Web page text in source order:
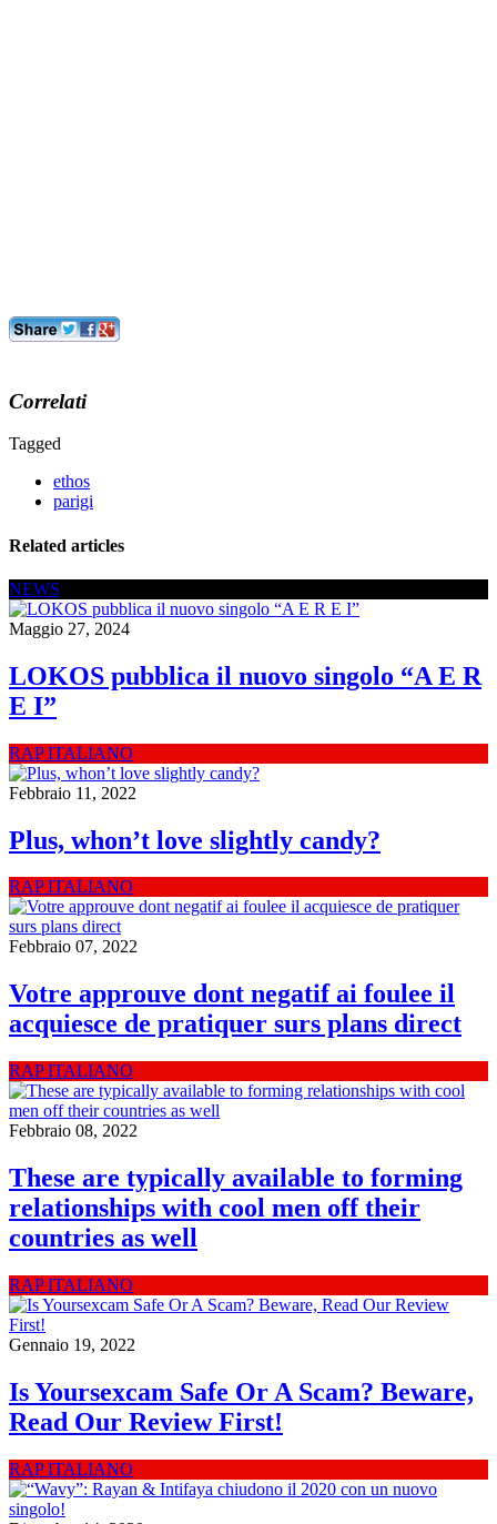
Correlati
Tagged
ethos
parigi
Related articles
NEWS
Maggio 27, 2024
LOKOS pubblica il nuovo singolo “A E R
E I”
RAP ITALIANO
Febbraio 11, 2022
Plus, whon’t love slightly candy?
RAP ITALIANO
Febbraio 07, 2022
Votre approuve dont negatif ai foulee il
acquiesce de pratiquer surs plans direct
RAP ITALIANO
Febbraio 08, 2022
These are typically available to forming
relationships with cool men off their
countries as well
RAP ITALIANO
Gennaio 19, 2022
Is Yoursexcam Safe Or A Scam? Beware,
Read Our Review First!
RAP ITALIANO